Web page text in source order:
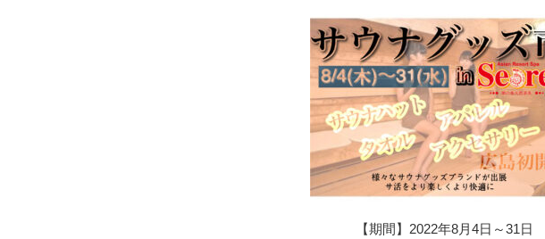
【期間】2022年8月4日～31日